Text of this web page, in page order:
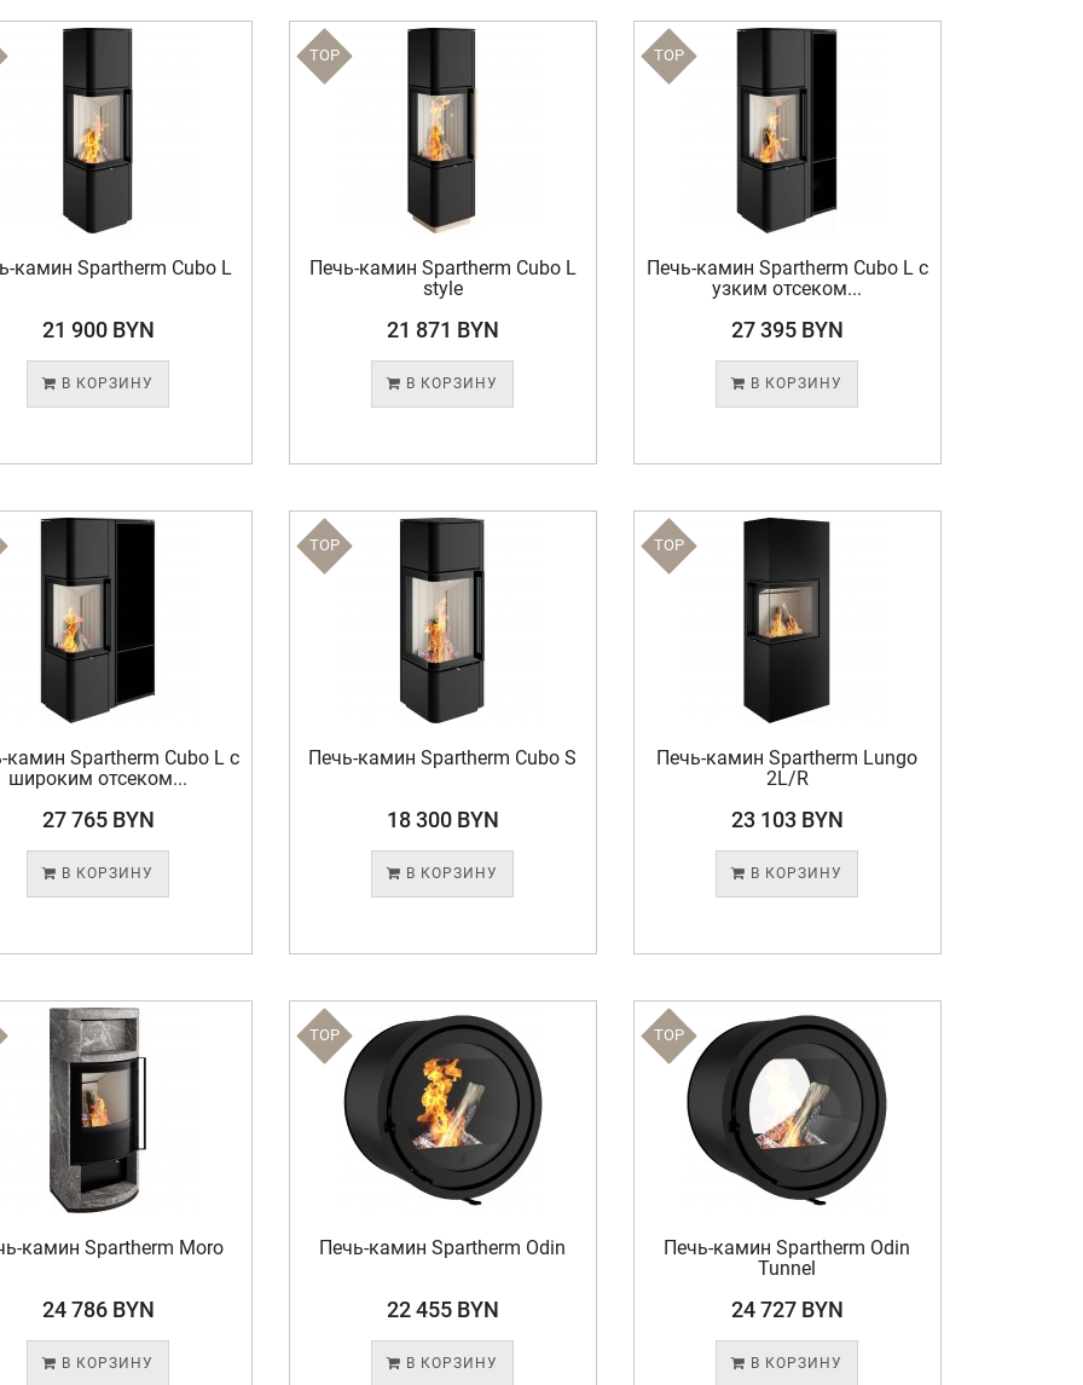
камин Spartherm Cubo L
21 900 BYN
В КОРЗИНУ
TOP
Печь-камин Spartherm Cubo L
style
21 871 BYN
В КОРЗИНУ
TOP
Печь-камин Spartherm Cubo L с
узким отсеком...
27 395 BYN
В КОРЗИНУ
камин Spartherm Cubo L с
широким отсеком...
27 765 BYN
В КОРЗИНУ
TOP
Печь-камин Spartherm Cubo S
18 300 BYN
В КОРЗИНУ
TOP
Печь-камин Spartherm Lungo
2L/R
23 103 BYN
В КОРЗИНУ
камин Spartherm Moro
24 786 BYN
В КОРЗИНУ
TOP
Печь-камин Spartherm Odin
22 455 BYN
В КОРЗИНУ
TOP
Печь-камин Spartherm Odin
Tunnel
24 727 BYN
В КОРЗИНУ